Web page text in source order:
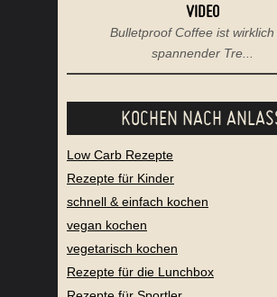
VIDEO
Bulletproof Coffee ist wirklich
spannender Tre...
KOCHEN NACH
Low Carb Rezepte
Rezepte für Kinder
schnell & einfach kochen
vegan kochen
vegetarisch kochen
Rezepte für die Lunchbox